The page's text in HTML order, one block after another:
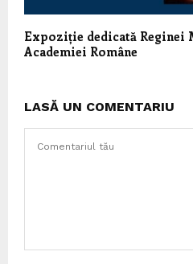
Expoziție dedicată
Academiei Române
LASĂ UN COMENTARIU